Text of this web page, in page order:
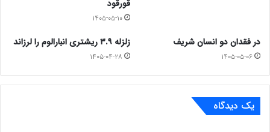
قورقود
۱۴۰۵-۰۵-۱۰
در فقدان دو انسان شریف
۱۴۰۵-۰۵-۰۶
زلزله ۳.۹ ریشتری انبارالوم را لرزاند
۱۴۰۵-۰۴-۲۸
یک دیدگاه